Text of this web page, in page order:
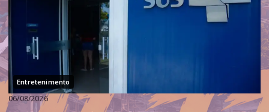
Entretenimento
06/08/2026